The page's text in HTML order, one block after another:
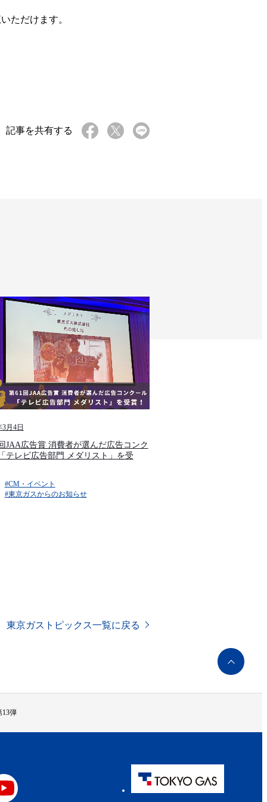
ただけます。
記事を共有する
3月4日
JAA広告賞 消費者が選んだ広告コンク
テレビ広告部門 メダリスト」を受
#CM・イベント​
#東京ガスからのお知らせ​​
東京ガストピックス一覧に戻る
ペ
ー
ト
弾